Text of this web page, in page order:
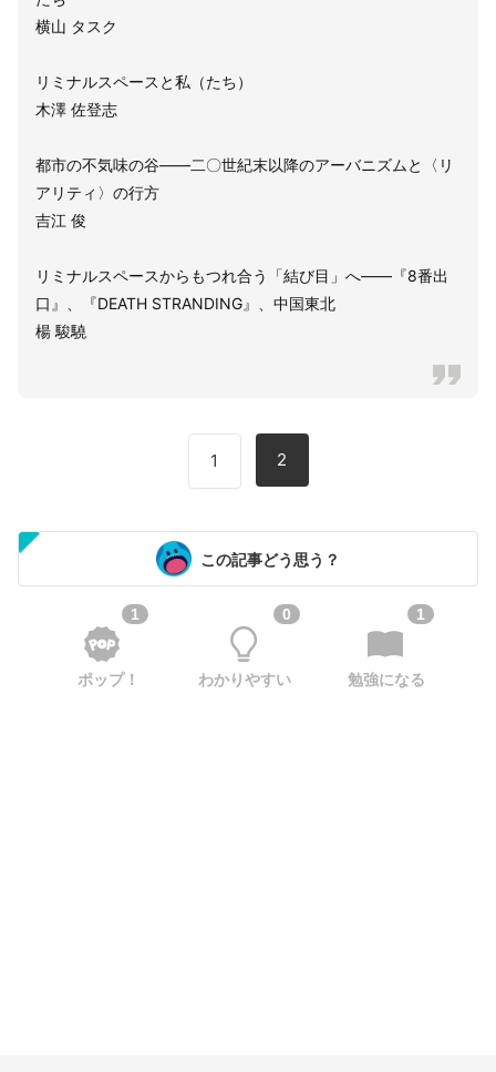
横山 タスク
リミナルスペースと私（たち）
木澤 佐登志
都市の不気味の谷——二〇世紀末以降のアーバニズムと〈リ
アリティ〉の行方
吉江 俊
リミナルスペースからもつれ合う「結び目」へ――『8番出
口』、『DEATH STRANDING』、中国東北
楊 駿驍
1 2
この記事どう思う？
1
ポップ！
0
わかりやすい
1
勉強になる